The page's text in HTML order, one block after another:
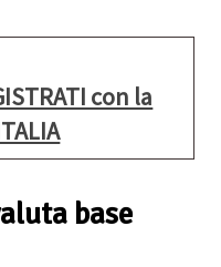
con la
base